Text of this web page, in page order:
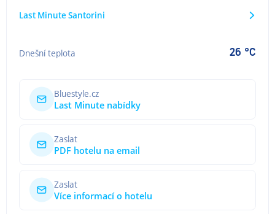
Last Minute Santorini
Dnešní teplota 26 °C
Bluestyle.cz
Last Minute nabídky
Zaslat
PDF hotelu na email
Zaslat
Více informací o hotelu